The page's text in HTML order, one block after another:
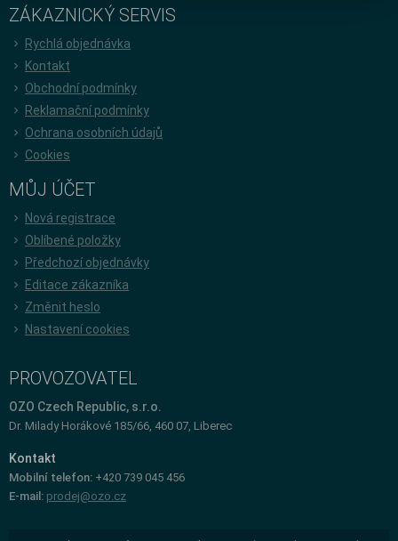
ZÁKAZNICKÝ SERVIS
Rychlá objednávka
Kontakt
Obchodní podmínky
Reklamační podmínky
Ochrana osobních údajů
Cookies
MŮJ ÚČET
Nová registrace
Oblíbené položky
Předchozí objednávky
Editace zákazníka
Změnit heslo
Nastavení cookies
PROVOZOVATEL
OZO Czech Republic, s.r.o.
Dr. Milady Horákové 185/66, 460 07, Liberec
Kontakt
Mobilní telefon: +420 739 045 456
E-mail: prodej@ozo.cz